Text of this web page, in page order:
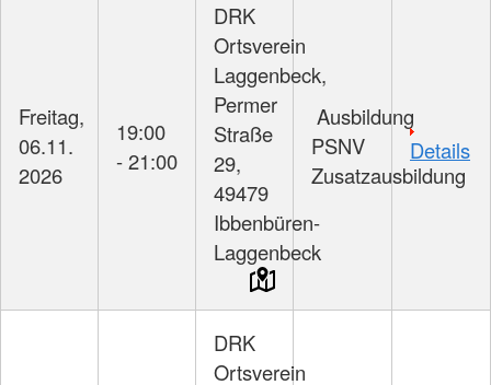
Freitag,
06.11.
2026
19:00
- 21:00
DRK
Ortsverein
Laggenbeck,
Permer
Straße
29,
49479
Ibbenbüren-
Laggenbeck
Ausbildung
PSNV
Zusatzausbildung
Details
DRK
Ortsverein